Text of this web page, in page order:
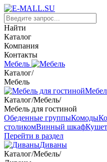
Найти
Каталог
Компания
Контакты
Мебель
Каталог/
Мебель
Каталог/Мебель/
Мебель для гостиной
Обеденные группыКомоды
столикомВинный шкаф
Перейти в раздел
Диваны
Каталог/Мебель/